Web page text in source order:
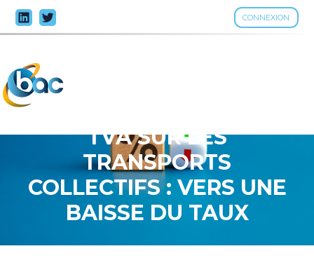
CONNEXION
Aller
au
TVA SUR LES
TRANSPORTS
COLLECTIFS : VERS UNE
BAISSE DU TAUX